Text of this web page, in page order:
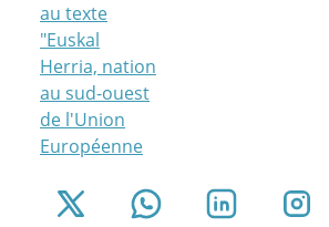
au texte
"Euskal
Herria, nation
au sud-ouest
de l'Union
Européenne